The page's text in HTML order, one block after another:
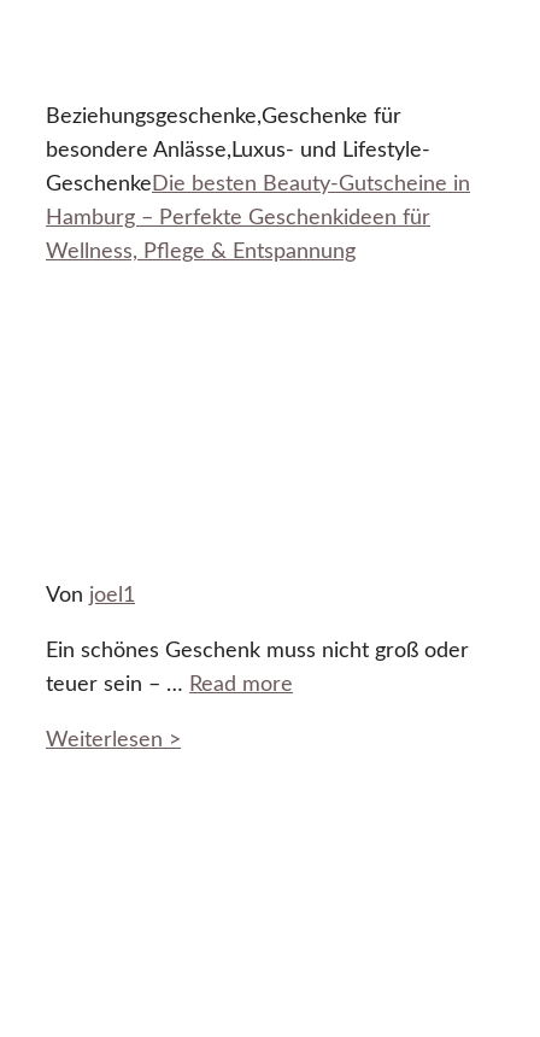
Beziehungsgeschenke,Geschenke für
besondere Anlässe,Luxus- und Lifestyle-
Geschenke Die besten Beauty-Gutscheine in
Hamburg – Perfekte Geschenkideen für
Wellness, Pflege & Entspannung
Von joel1
Ein schönes Geschenk muss nicht groß oder
teuer sein – … Read more
Weiterlesen >